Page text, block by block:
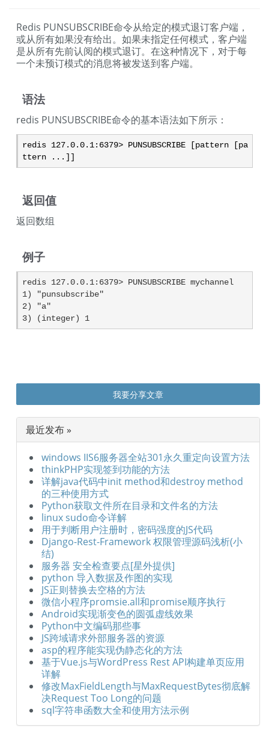
Redis PUNSUBSCRIBE命令从给定的模式退订客户端，
或从所有如果没有给出。如果未指定任何模式，客户端
是从所有先前认阅的模式退订。在这种情况下，对于每
一个未预订模式的消息将被发送到客户端。
语法
redis PUNSUBSCRIBE命令的基本语法如下所示：
redis 127.0.0.1:6379> PUNSUBSCRIBE [pattern [pa
ttern ...]]
返回值
返回数组
例子
redis 127.0.0.1:6379> PUNSUBSCRIBE mychannel
1) "punsubscribe"
2) "a"
3) (integer) 1
我要分享文章
最近发布 »
windows IIS6服务器全站301永久重定向设置方法
thinkPHP实现签到功能的方法
详解java代码中init method和destroy method
的三种使用方式
Python获取文件所在目录和文件名的方法
linux sudo命令详解
用于判断用户注册时，密码强度的JS代码
Django-Rest-Framework 权限管理源码浅析(小
结)
服务器 安全检查要点[星外提供]
python 导入数据及作图的实现
JS正则替换去空格的方法
微信小程序promsie.all和promise顺序执行
Android实现渐变色的圆弧虚线效果
Python中文编码那些事
JS跨域请求外部服务器的资源
asp的程序能实现伪静态化的方法
基于Vue.js与WordPress Rest API构建单页应用
详解
修改MaxFieldLength与MaxRequestBytes彻底解
决Request Too Long的问题
sql字符串函数大全和使用方法示例